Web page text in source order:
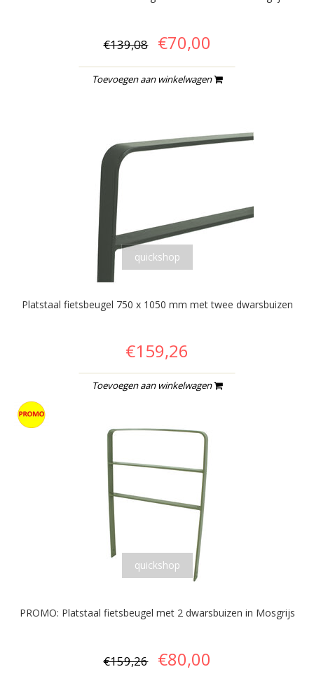
€139,08 €70,00
Toevoegen aan winkelwagen
quickshop
Platstaal fietsbeugel 750 x 1050 mm met twee dwarsbuizen
€159,26
Toevoegen aan winkelwagen
quickshop
PROMO: Platstaal fietsbeugel met 2 dwarsbuizen in Mosgrijs
€159,26 €80,00